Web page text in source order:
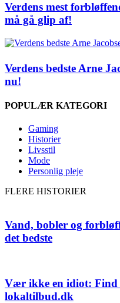
Verdens mest
må gå glip af!
Verdens bedste Arne
nu!
POPULÆR KATEGORI
Gaming
Historier
Livsstil
Mode
Personlig pleje
FLERE HISTORIER
Vand, bobler og
det bedste
Vær ikke en idiot: Find
lokaltilbud.dk